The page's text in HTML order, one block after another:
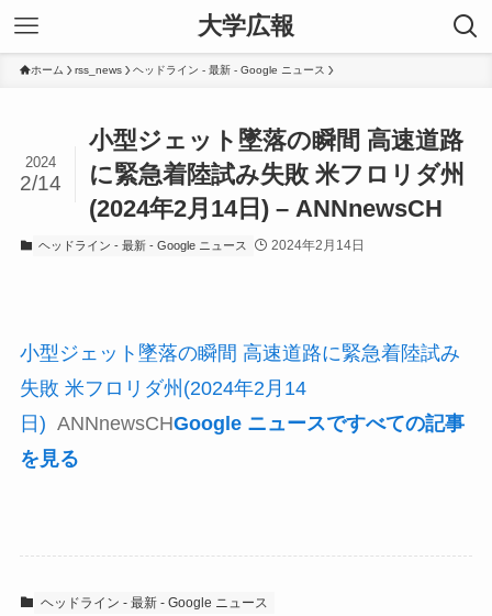
大学広報
ホーム rss_news ヘッドライン - 最新 - Google ニュース
小型ジェット墜落の瞬間 高速道路
に緊急着陸試み失敗 米フロリダ州
(2024年2月14日) – ANNnewsCH
2024
2/14
ヘッドライン - 最新 - Google ニュース 2024年2月14日
小型ジェット墜落の瞬間 高速道路に緊急着陸試み
失敗 米フロリダ州(2024年2月14
日) ANNnewsCHGoogle ニュースですべての記事
を見る
ヘッドライン - 最新 - Google ニュース